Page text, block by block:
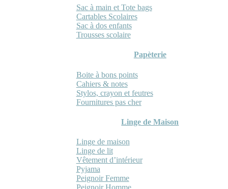
Sac à main et Tote bags
Cartables Scolaires
Sac à dos enfants
Trousses scolaire
Papèterie
Boite à bons points
Cahiers & notes
Stylos, crayon et feutres
Fournitures pas cher
Linge de Maison
Linge de maison
Linge de lit
Vêtement d’intérieur
Pyjama
Peignoir Femme